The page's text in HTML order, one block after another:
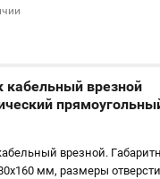
кабельный врезной
врезной.
мм, размеры